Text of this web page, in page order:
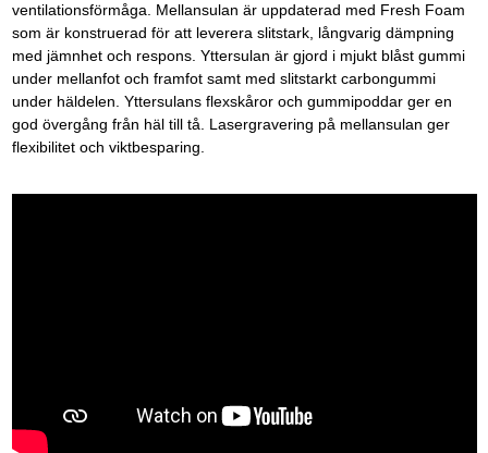
ventilationsförmåga. Mellansulan är uppdaterad med Fresh Foam
som är konstruerad för att leverera slitstark, långvarig dämpning
med jämnhet och respons. Yttersulan är gjord i mjukt blåst gummi
under mellanfot och framfot samt med slitstarkt carbongummi
under häldelen. Yttersulans flexskåror och gummipoddar ger en
god övergång från häl till tå. Lasergravering på mellansulan ger
flexibilitet och viktbesparing.